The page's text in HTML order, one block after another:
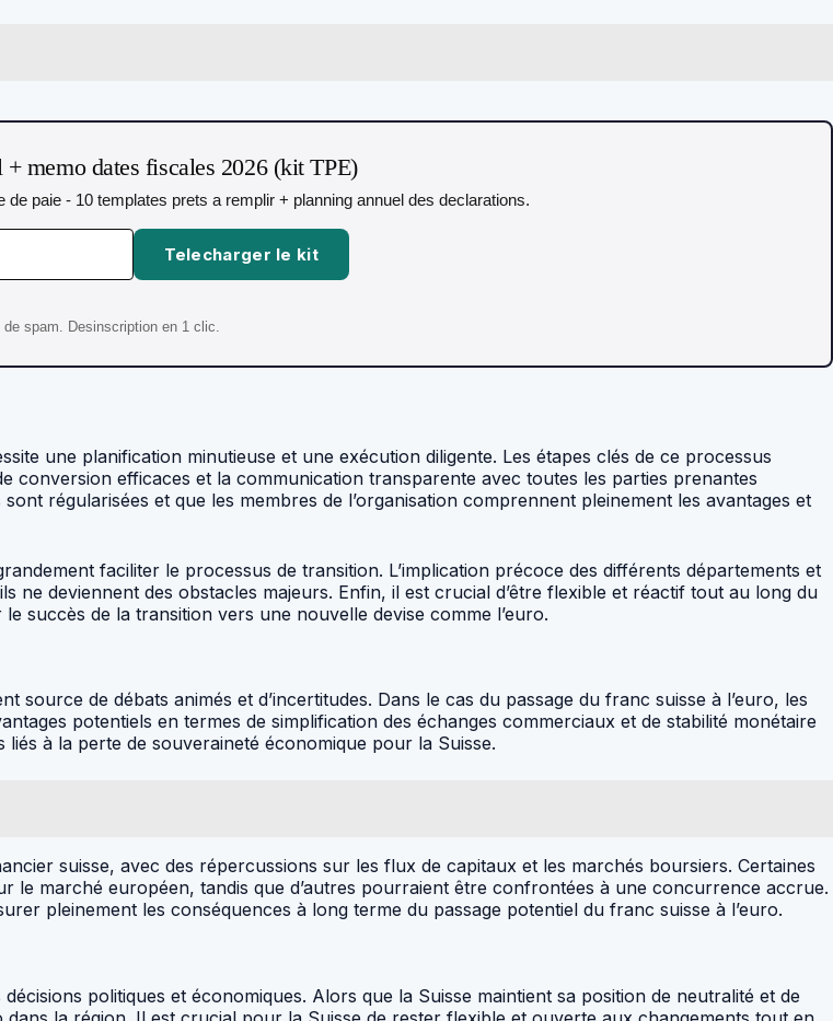
+ memo dates fiscales 2026 (kit TPE)
paie - 10 templates prets a remplir + planning annuel des declarations.
Telecharger le kit
de spam. Desinscription en 1 clic.
une planification minutieuse et une exécution diligente. Les étapes clés de ce processus
conversion efficaces et la communication transparente avec toutes les parties prenantes
régularisées et que les membres de l’organisation comprennent pleinement les avantages et
faciliter le processus de transition. L’implication précoce des différents départements et
ne deviennent des obstacles majeurs. Enfin, il est crucial d’être flexible et réactif tout au long du
succès de la transition vers une nouvelle devise comme l’euro.
de débats animés et d’incertitudes. Dans le cas du passage du franc suisse à l’euro, les
potentiels en termes de simplification des échanges commerciaux et de stabilité monétaire
à la perte de souveraineté économique pour la Suisse.
suisse, avec des répercussions sur les flux de capitaux et les marchés boursiers. Certaines
le marché européen, tandis que d’autres pourraient être confrontées à une concurrence accrue.
pleinement les conséquences à long terme du passage potentiel du franc suisse à l’euro.
politiques et économiques. Alors que la Suisse maintient sa position de neutralité et de